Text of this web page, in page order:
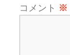
コメント ※